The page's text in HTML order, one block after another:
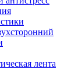
лента